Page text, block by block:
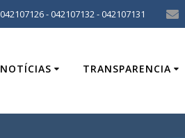
042107126 - 042107132 - 042107131
NOTÍCIAS TRANSPARENCIA